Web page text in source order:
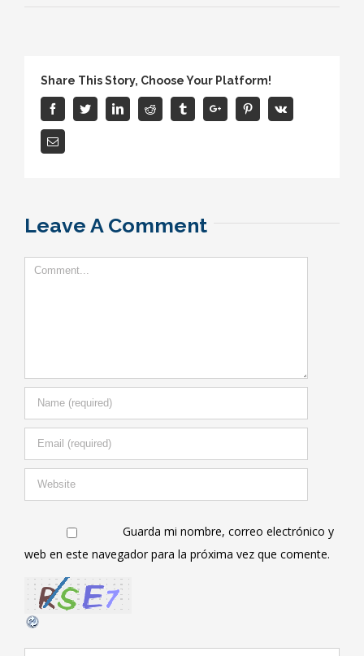
Share This Story, Choose Your Platform!
FacebookTwitterLinkedinReddit TumblrGoogle+ PinterestVk
Email
Leave A Comment
Comment
Guarda mi nombre, correo electrónico y
web en este navegador para la próxima vez que comente.